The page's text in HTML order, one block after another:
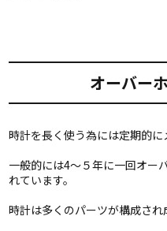
オーバー
時計を長く使う為には定期的に
一般的には4〜５年に一回オー
れています。
時計は多くのパーツが構成され